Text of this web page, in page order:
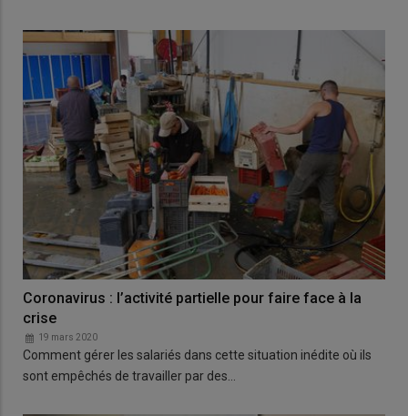
Coronavirus : l’activité partielle pour faire face à la
crise
19 mars 2020
Comment gérer les salariés dans cette situation inédite où ils
sont empêchés de travailler par des…